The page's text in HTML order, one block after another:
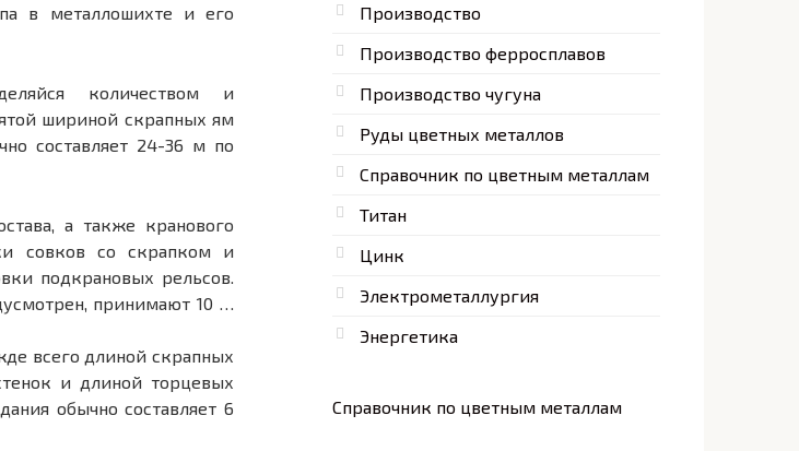
в металлошихте и его
количеством и
шириной скрапных ям
составляет 24-36 м по
а также кранового
совков со скрапком и
подкрановых рельсов.
принимают 10 …
всего длиной скрапных
и длиной торцевых
обычно составляет 6
Производство
Производство ферросплавов
Производство чугуна
Руды цветных металлов
Справочник по цветным металлам
Титан
Цинк
Электрометаллургия
Энергетика
Справочник по цветным металлам